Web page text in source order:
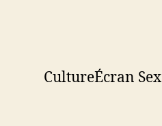
CultureÉcran